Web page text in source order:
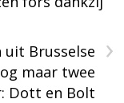
›
uit Brusselse
maar twee
Dott en Bolt